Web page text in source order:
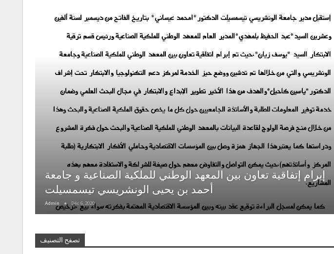
إبرام إتفاقية تعاون بين المعهد الوطني للملكية الصناعية و جامعة
أحمد بن يحيى الونشريسي تيسمسيلت
Admin Déc 6, 2020
تصفح التصنيف